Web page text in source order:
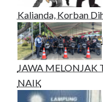
Kalianda, Korban
JAWA MELONJAK
NAIK